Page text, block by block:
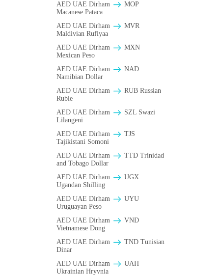
AED UAE Dirham
MOP
Macanese Pataca
AED UAE Dirham
MVR
Maldivian Rufiyaa
AED UAE Dirham
MXN
Mexican Peso
AED UAE Dirham
NAD
Namibian Dollar
AED UAE Dirham
RUB Russian
Ruble
AED UAE Dirham
SZL Swazi
Lilangeni
AED UAE Dirham
TJS
Tajikistani Somoni
AED UAE Dirham
TTD Trinidad
and Tobago Dollar
AED UAE Dirham
UGX
Ugandan Shilling
AED UAE Dirham
UYU
Uruguayan Peso
AED UAE Dirham
VND
Vietnamese Dong
AED UAE Dirham
TND Tunisian
Dinar
AED UAE Dirham
UAH
Ukrainian Hryvnia